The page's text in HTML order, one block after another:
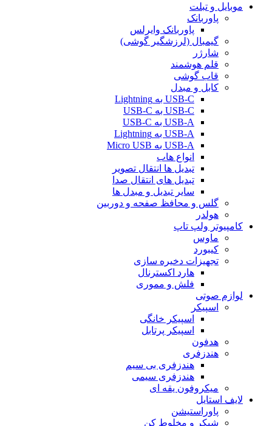
موبایل و تبلت
پاوربانک
پاوربانک وایرلس
گیمبال (لرزشگیر گوشی)
شارژر
قلم هوشمند
قاب گوشی
کابل و مبدل
USB-C به Lightning
USB-C به USB-C
USB-A به USB-C
USB-A به Lightning
USB-A به Micro USB
انواع هاب
تبدیل ها انتقال تصویر
تبدیل های انتقال صدا
سایر تبدیل و مبدل ها
گلس و محافظ صفحه و دوربین
هولدر
کامپیوتر ولپ تاپ
ماوس
کیبورد
تجهیزات دخیره سازی
هارد اکسترنال
فلش و مموری
لوازم صوتی
اسپیکر
اسپیکر خانگی
اسپیکر پرتابل
هدفون
هندزفری
هندزفری بی سیم
هندزفری سیمی
میکروفون یقه ای
لایف استایل
پاوراستیشن
شیکر و مخلوط کن